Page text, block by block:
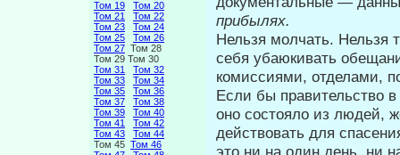
Том 19
Том 20
Том 21
Том 22
Том 23
Том 24
Том 25
Том 26
Том 27 Том 28
Том 29 Том 30
Том 31
Том 32
Том 33
Том 34
Том 35
Том 36
Том 37
Том 38
Том 39
Том 40
Том 41
Том 42
Том 43
Том 44
Том 45 Том 46
прибылях.
Нельзя молчать. Нельзя
себя убаюкивать
комиссиями, отдела­ми,
Если бы правительство
оно со­стояло из людей,
действовать для